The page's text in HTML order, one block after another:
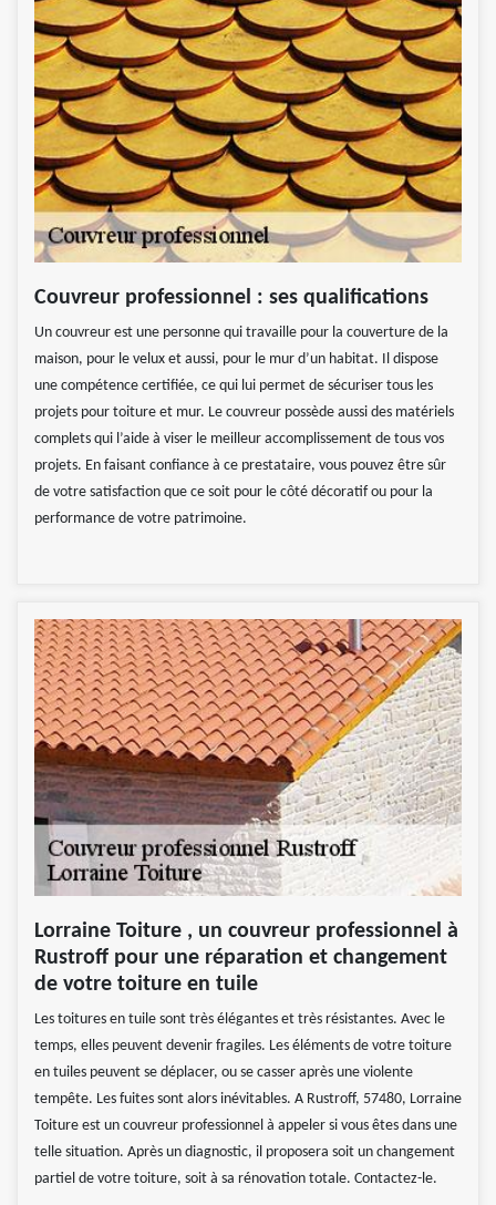
Couvreur professionnel : ses qualifications
Un couvreur est une personne qui travaille pour la couverture de la
maison, pour le velux et aussi, pour le mur d’un habitat. Il dispose
une compétence certifiée, ce qui lui permet de sécuriser tous les
projets pour toiture et mur. Le couvreur possède aussi des matériels
complets qui l’aide à viser le meilleur accomplissement de tous vos
projets. En faisant confiance à ce prestataire, vous pouvez être sûr
de votre satisfaction que ce soit pour le côté décoratif ou pour la
performance de votre patrimoine.
Lorraine Toiture , un couvreur professionnel à
Rustroff pour une réparation et changement
de votre toiture en tuile
Les toitures en tuile sont très élégantes et très résistantes. Avec le
temps, elles peuvent devenir fragiles. Les éléments de votre toiture
en tuiles peuvent se déplacer, ou se casser après une violente
tempête. Les fuites sont alors inévitables. A Rustroff, 57480, Lorraine
Toiture est un couvreur professionnel à appeler si vous êtes dans une
telle situation. Après un diagnostic, il proposera soit un changement
partiel de votre toiture, soit à sa rénovation totale. Contactez-le.